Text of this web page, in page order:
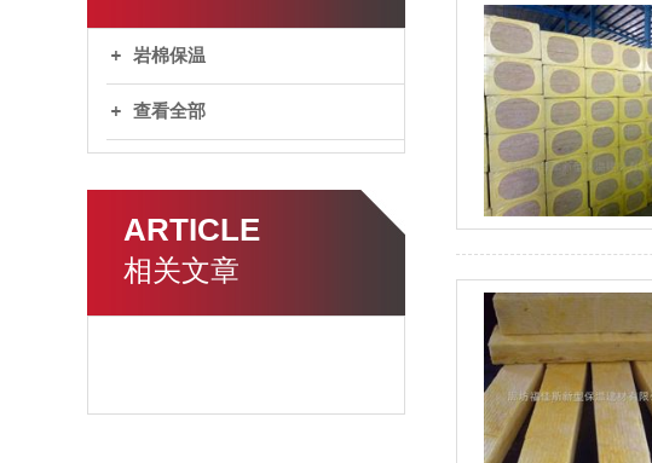
岩棉保温
查看全部
ARTICLE
相关文章